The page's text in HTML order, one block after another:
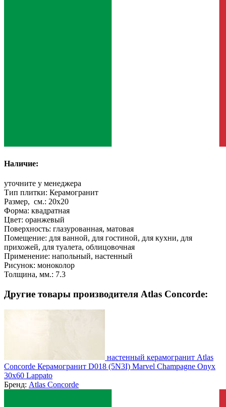
Наличие:
уточните у менеджера
Тип плитки: Керамогранит
Размер, см.: 20x20
Форма: квадратная
Цвет: оранжевый
Поверхность: глазурованная, матовая
Помещение: для ванной, для гостиной, для кухни, для
прихожей, для туалета, облицовочная
Применение: напольный, настенный
Рисунок: моноколор
Толщина, мм.: 7.3
Другие товары производителя Atlas Concorde:
настенный керамогранит Atlas
Concorde Керамогранит D018 (5N3I) Marvel Champagne Onyx
30x60 Lappato
Бренд: Atlas Concorde